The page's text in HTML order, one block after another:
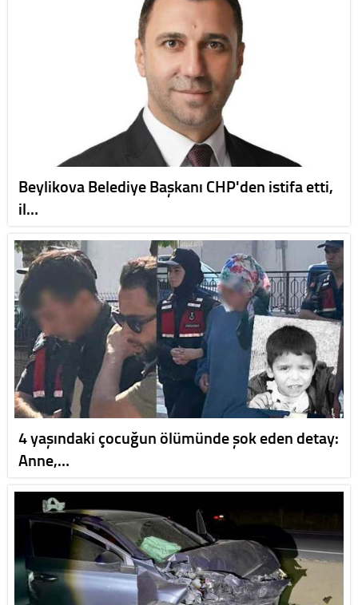
Beylikova Belediye Başkanı CHP'den istifa etti,
il…
4 yaşındaki çocuğun ölümünde şok eden detay:
Anne,…